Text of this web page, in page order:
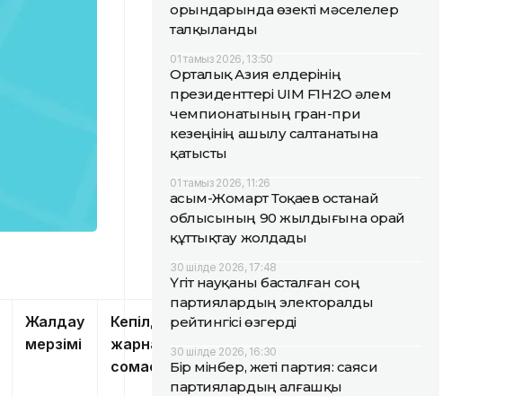
Жалдау
мерзімі
Кепілдік
жарна
сомасы
орындарында өзекті мәселелер
талқыланды
01 тамыз 2026, 13:50
Орталық Азия елдерінің
президенттері UIM F1H2O әлем
чемпионатының гран-при
кезеңінің ашылу салтанатына
қатысты
01 тамыз 2026, 11:26
Қасым-Жомарт Тоқаев Қостанай
облысының 90 жылдығына орай
құттықтау жолдады
30 шілде 2026, 17:48
Үгіт науқаны басталған соң
партиялардың электоралды
рейтингісі өзгерді
30 шілде 2026, 16:30
Бір мінбер, жеті партия: саяси
партиялардың алғашқы